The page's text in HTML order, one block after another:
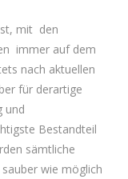
mit den
immer auf dem
nach aktuellen
für derartige
und
Bestandteil
sämtliche
wie möglich